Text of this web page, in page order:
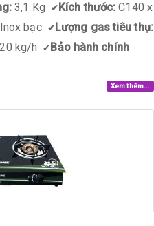
3,1 Kg ✔Kích thước: C140 x
bạc ✔Lượng gas tiêu thụ:
kg/h
✔ Bảo hành chính
Xem thêm...